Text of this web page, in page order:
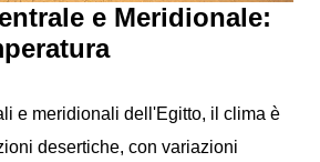
e Meridionale:
e meridionali dell'Egitto, il clima è
desertiche, con variazioni